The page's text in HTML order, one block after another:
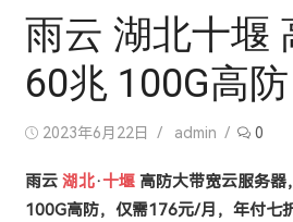
雨云 湖北十堰
60兆 100G高
Posted
2023年6月22日 Author
admin 0
雨云 湖北·十堰 高防大带宽云服务
100G高防，仅需176元/月，年付七